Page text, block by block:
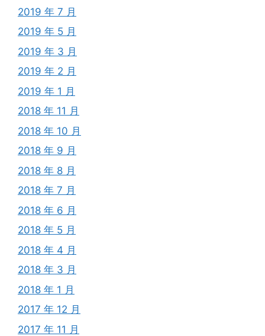
2019 年 7 月
2019 年 5 月
2019 年 3 月
2019 年 2 月
2019 年 1 月
2018 年 11 月
2018 年 10 月
2018 年 9 月
2018 年 8 月
2018 年 7 月
2018 年 6 月
2018 年 5 月
2018 年 4 月
2018 年 3 月
2018 年 1 月
2017 年 12 月
2017 年 11 月